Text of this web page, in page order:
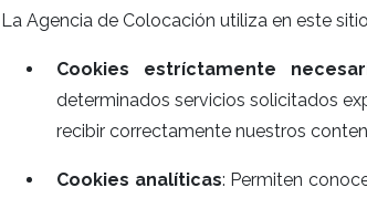
La Agencia de Colocación utiliza en este
Cookies estríctamente
determinados servicios solicitados
recibir correctamente nuestros
Cookies analíticas: Permiten